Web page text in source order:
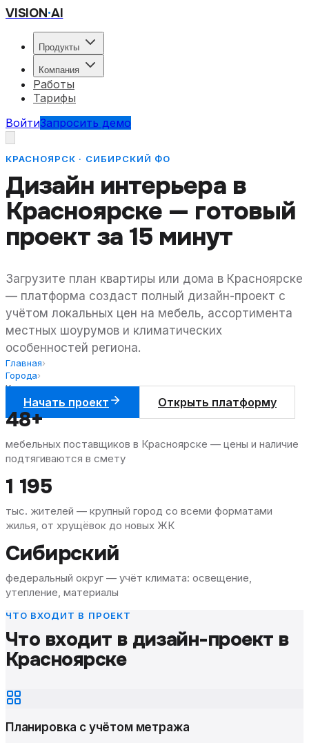
VISION·AI
Продукты
Компания
Работы
Тарифы
ВойтиЗапросить демо
КРАСНОЯРСК · СИБИРСКИЙ ФО
Дизайн интерьера в
Красноярске — готовый
проект за 15 минут
Загрузите план квартиры или дома в Красноярске
— платформа создаст полный дизайн-проект с
учётом локальных цен на мебель, ассортимента
местных шоурумов и климатических
особенностей региона.
Главная›
Города›
Красноярск
Начать проект Открыть платформу
48+
мебельных поставщиков в Красноярске — цены и наличие
подтягиваются в смету
1 195
тыс. жителей — крупный город со всеми форматами
жилья, от хрущёвок до новых ЖК
Сибирский
федеральный округ — учёт климата: освещение,
утепление, материалы
ЧТО ВХОДИТ В ПРОЕКТ
Что входит в дизайн-проект в
Красноярске
Планировка с учётом метража